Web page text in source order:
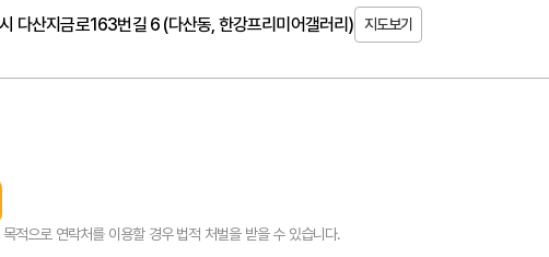
다산지금로163번길 6 (다산동, 한강프리미어갤러리) 지도보기
적으로 연락처를 이용할 경우 법적 처벌을 받을 수 있습니다.